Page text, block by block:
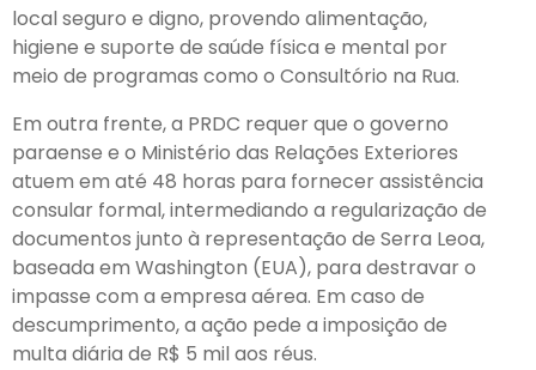
local seguro e digno, provendo alimentação,
higiene e suporte de saúde física e mental por
meio de programas como o Consultório na Rua.
Em outra frente, a PRDC requer que o governo
paraense e o Ministério das Relações Exteriores
atuem em até 48 horas para fornecer assistência
consular formal, intermediando a regularização de
documentos junto à representação de Serra Leoa,
baseada em Washington (EUA), para destravar o
impasse com a empresa aérea. Em caso de
descumprimento, a ação pede a imposição de
multa diária de R$ 5 mil aos réus.